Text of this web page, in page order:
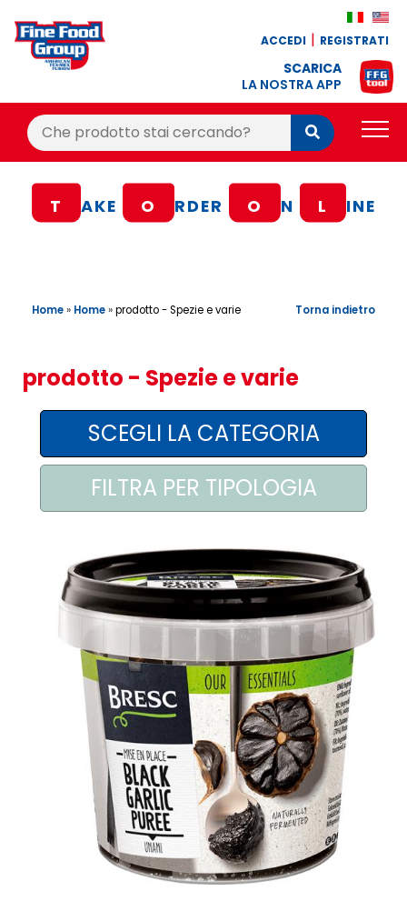
ACCEDI REGISTRATI
SCARICA
LA NOSTRA APP
Cerca:
Cerca
BLOG
CONTATTI
AREA AGENTI
T AKE O RDER O N L INE
Home» Home»prodotto - Spezie e varie Torna indietro
prodotto - Spezie e varie